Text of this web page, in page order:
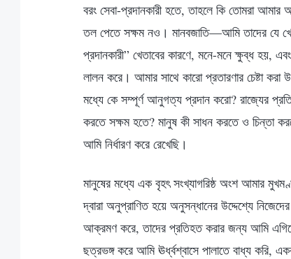
বরং সেবা-প্রদানকারী হতে, তাহলে কি তোমরা
তল পেতে সক্ষম নও। মানবজাতি—আমি তাদের যে
প্রদানকারী” খেতাবের কারণে, মনে-মনে ক্ষুব্ধ হয়,
লালন করে। আমার সাথে কারো প্রতারণার চেষ্টা
মধ্যে কে সম্পূর্ণ আনুগত্য প্রদান করো? রাজ্যের
করতে সক্ষম হতে? মানুষ কী সাধন করতে ও চিন্তা
আমি নির্ধারণ করে রেখেছি।
মানুষের মধ্যে এক বৃহৎ সংখ্যাগরিষ্ঠ অংশ আমার
দ্বারা অনুপ্রাণিত হয়ে অনুসন্ধানের উদ্দেশ্যে
আক্রমণ করে, তাদের প্রতিহত করার জন্য আমি
ছত্রভঙ্গ করে আমি ঊর্ধ্বশ্বাসে পালাতে বাধ্য করি,